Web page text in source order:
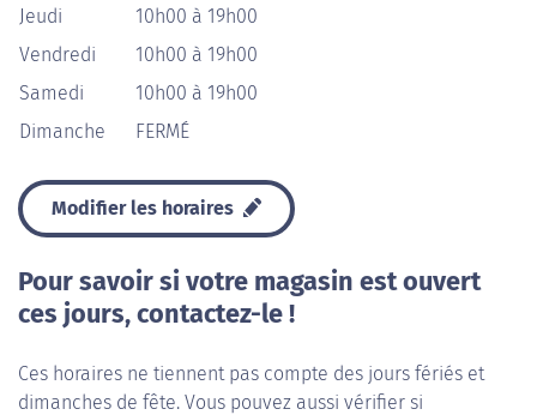
Jeudi
10h00 à 19h00
Vendredi
10h00 à 19h00
Samedi
10h00 à 19h00
Dimanche
FERMÉ
Modifier les horaires
Pour savoir si votre magasin est ouvert
ces jours, contactez-le !
Ces horaires ne tiennent pas compte des jours fériés et
dimanches de fête. Vous pouvez aussi vérifier si